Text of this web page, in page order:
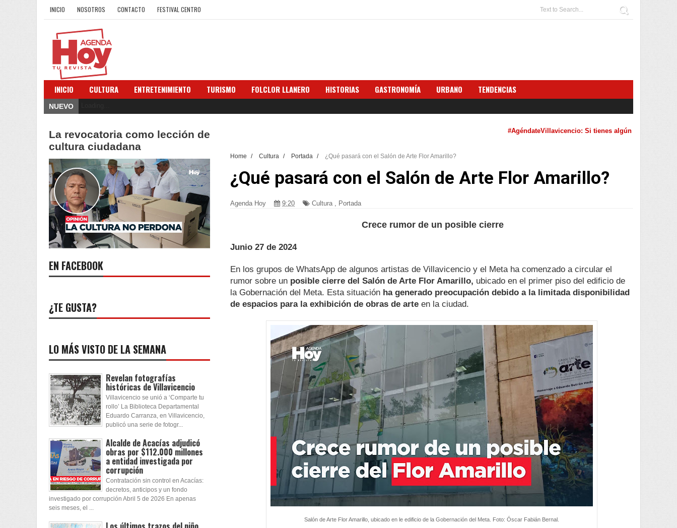
INICIO NOSOTROS CONTACTO FESTIVAL CENTRO
INICIO CULTURA ENTRETENIMIENTO TURISMO FOLCLOR LLANERO HISTORIAS GASTRONOMÍA URBANO TENDENCIAS
NUEVO
#AgéndateVillavicencio: Si tienes algún evento cultural
Home / Cultura / Portada / ¿Qué pasará con el Salón de Arte Flor Amarillo?
¿Qué pasará con el Salón de Arte Flor Amarillo?
Agenda Hoy 9:20 Cultura, Portada
Crece rumor de un posible cierre
Junio 27 de 2024
En los grupos de WhatsApp de algunos artistas de Villavicencio y el Meta ha comenzado a circular el
rumor sobre un posible cierre del Salón de Arte Flor Amarillo, ubicado en el primer piso del edificio de
la Gobernación del Meta. Esta situación ha generado preocupación debido a la limitada disponibilidad
de espacios para la exhibición de obras de arte en la ciudad.
Salón de Arte Flor Amarillo, ubicado en le edificio de la Gobernación del Meta. Foto: Óscar Fabián Bernal.
La revocatoria como lección de
cultura ciudadana
EN FACEBOOK
¿TE GUSTA?
LO MÁS VISTO DE LA SEMANA
Revelan fotografías
históricas de Villavicencio
Villavicencio se unió a ‘Comparte tu
rollo’ La Biblioteca Departamental
Eduardo Carranza, en Villavicencio,
publicó una serie de fotogr...
Alcalde de Acacías adjudicó
obras por $112.000 millones
a entidad investigada por
corrupción
Contratación sin control en Acacías:
decretos, anticipos y un fondo
investigado por corrupción Abril 5 de 2026 En apenas
seis meses, el ...